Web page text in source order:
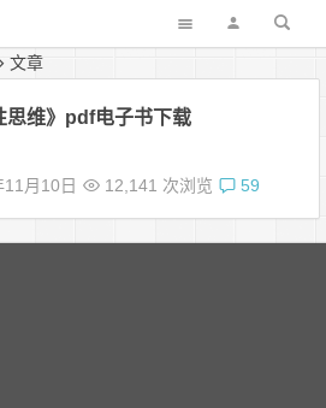
文章
思维》pdf电子书下载
月10日 12,141 次浏览 59